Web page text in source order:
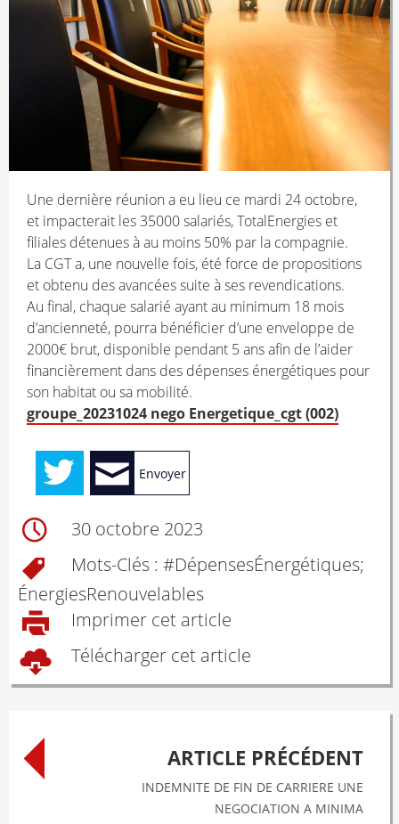
Une dernière réunion a eu lieu ce mardi 24 octobre,
et impacterait les 35000 salariés, TotalEnergies et
filiales détenues à au moins 50% par la compagnie.
La CGT a, une nouvelle fois, été force de propositions
et obtenu des avancées suite à ses revendications.
Au final, chaque salarié ayant au minimum 18 mois
d’ancienneté, pourra bénéficier d’une enveloppe de
2000€ brut, disponible pendant 5 ans afin de l’aider
financièrement dans des dépenses énergétiques pour
son habitat ou sa mobilité.
groupe_20231024 nego Energetique_cgt (002)
Envoyer
30 octobre 2023
Mots-Clés : #Dépenses Énergétiques;
Énergies Renouvelables
Imprimer cet article
Télécharger cet article
Post
navigation
ARTICLE PRÉCÉDENT
INDEMNITE DE FIN DE CARRIERE UNE
NEGOCIATION A MINIMA